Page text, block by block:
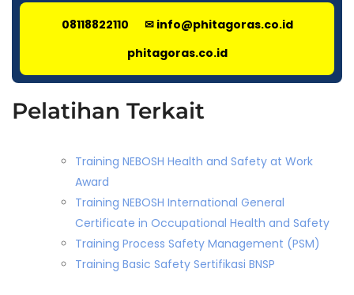
08118822110
✉ info@phitagoras.co.id
phitagoras.co.id
Pelatihan Terkait
Training NEBOSH Health and Safety at Work
Award
Training NEBOSH International General
Certificate in Occupational Health and Safety
Training Process Safety Management (PSM)
Training Basic Safety Sertifikasi BNSP